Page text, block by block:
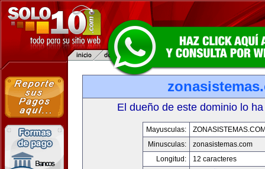
El dueño de este dominio lo
Mayusculas:
Minusculas:
zonasistemas.com
Longitud:
12 caracteres